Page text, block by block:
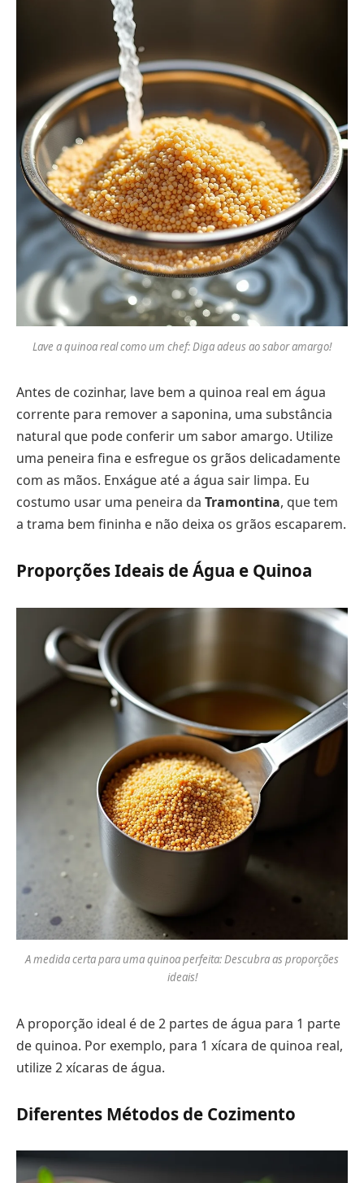
Lave a quinoa real como um chef: Diga adeus ao sabor amargo!
Antes de cozinhar, lave bem a quinoa real em água
corrente para remover a saponina, uma substância
natural que pode conferir um sabor amargo. Utilize
uma peneira fina e esfregue os grãos delicadamente
com as mãos. Enxágue até a água sair limpa. Eu
costumo usar uma peneira da Tramontina, que tem
a trama bem fininha e não deixa os grãos escaparem.
Proporções Ideais de Água e Quinoa
A medida certa para uma quinoa perfeita: Descubra as proporções
ideais!
A proporção ideal é de 2 partes de água para 1 parte
de quinoa. Por exemplo, para 1 xícara de quinoa real,
utilize 2 xícaras de água.
Diferentes Métodos de Cozimento